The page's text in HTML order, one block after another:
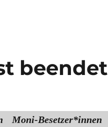
beendet
Besetzer*innen